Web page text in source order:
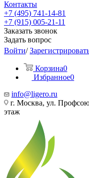
Контакты
+7 (495) 741-14-81
+7 (915) 005-21-11
Заказать звонок
Задать вопрос
Войти/
Корзина0
Избранное0
info@ligero.ru
г. Москва, ул.
этаж